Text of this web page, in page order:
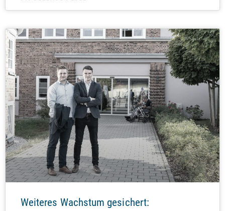
Weiteres Wachstum gesichert: